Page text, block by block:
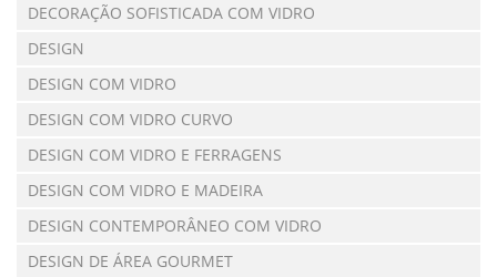
DECORAÇÃO SOFISTICADA COM VIDRO
DESIGN
DESIGN COM VIDRO
DESIGN COM VIDRO CURVO
DESIGN COM VIDRO E FERRAGENS
DESIGN COM VIDRO E MADEIRA
DESIGN CONTEMPORÂNEO COM VIDRO
DESIGN DE ÁREA GOURMET